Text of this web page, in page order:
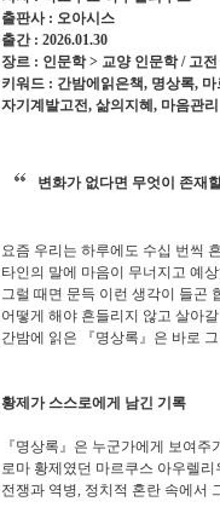
출판사 : 오아시스
출간 : 2026.01.30
장르 : 인문학 > 교양 인문학 / 고
키워드 : 간밤에읽은책, 명상록,
자기계발고전, 삶의지혜, 마음관리
변화가 없다면 무엇이 존재
요즘 우리는 하루에도 수십 번씩
타인의 말에 마음이 무너지고 예
그럴 때면 문득 이런 생각이 들곤
어떻게 해야 흔들리지 않고 살아
간밤에 읽은 『명상록』은 바로
황제가 스스로에게 남긴 기록
『명상록』은 누군가에게 보여
로마 황제였던 마르쿠스 아우렐
전쟁과 역병, 정치적 혼란 속에서